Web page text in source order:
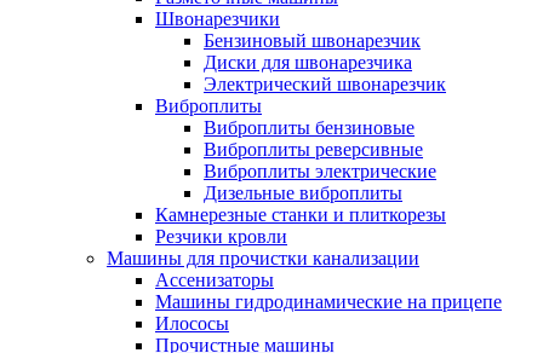
Швонарезчики
Бензиновый швонарезчик
Диски для швонарезчика
Электрический швонарезчик
Виброплиты
Виброплиты бензиновые
Виброплиты реверсивные
Виброплиты электрические
Дизельные виброплиты
Камнерезные станки и плиткорезы
Резчики кровли
Машины для прочистки канализации
Ассенизаторы
Машины гидродинамические на прицепе
Илососы
Прочистные машины